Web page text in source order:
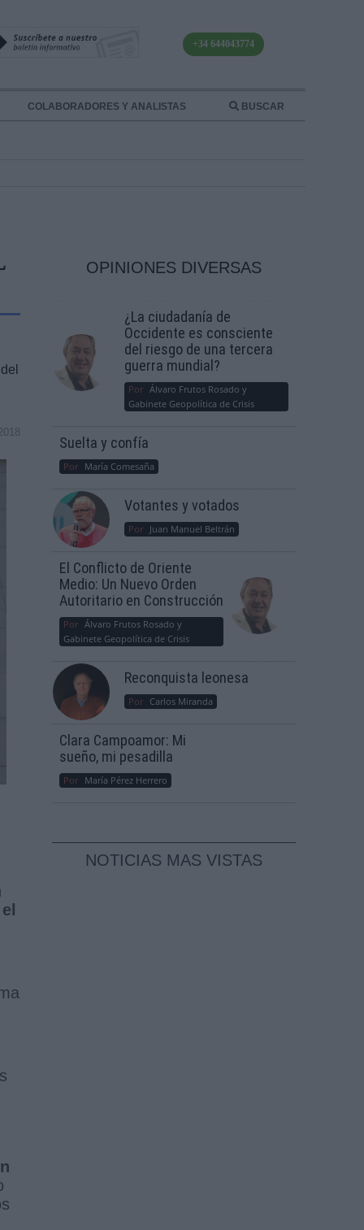
+34 644043774
COLABORADORES Y ANALISTAS BUSCAR
OPINIONES DIVERSAS
¿La ciudadanía de
Occidente es consciente
del riesgo de una tercera
guerra mundial?
Por Álvaro Frutos Rosado y
Gabinete Geopolítica de Crisis
Suelta y confía
Por María Comesaña
Votantes y votados
Por Juan Manuel Beltrán
El Conflicto de Oriente
Medio: Un Nuevo Orden
Autoritario en Construcción
Por Álvaro Frutos Rosado y
Gabinete Geopolítica de Crisis
Reconquista leonesa
Por Carlos Miranda
Clara Campoamor: Mi
sueño, mi pesadilla
Por María Pérez Herrero
NOTICIAS MAS VISTAS